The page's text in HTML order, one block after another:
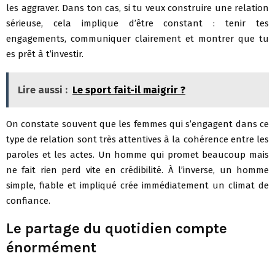
les aggraver. Dans ton cas, si tu veux construire une relation
sérieuse, cela implique d’être constant : tenir tes
engagements, communiquer clairement et montrer que tu
es prêt à t’investir.
Lire aussi : Le sport fait-il maigrir ?
On constate souvent que les femmes qui s’engagent dans ce
type de relation sont très attentives à la cohérence entre les
paroles et les actes. Un homme qui promet beaucoup mais
ne fait rien perd vite en crédibilité. À l’inverse, un homme
simple, fiable et impliqué crée immédiatement un climat de
confiance.
Le partage du quotidien compte
énormément